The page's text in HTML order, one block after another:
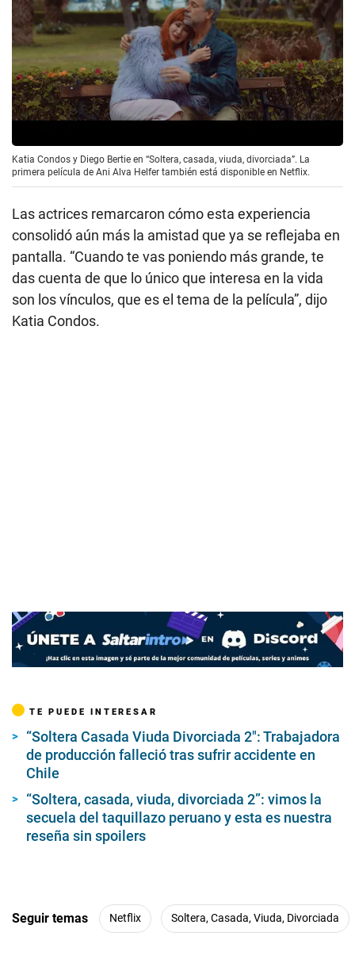
Katia Condos y Diego Bertie en “Soltera, casada, viuda, divorciada”. La
primera película de Ani Alva Helfer también está disponible en Netflix.
Las actrices remarcaron cómo esta experiencia
consolidó aún más la amistad que ya se reflejaba en
pantalla. “Cuando te vas poniendo más grande, te
das cuenta de que lo único que interesa en la vida
son los vínculos, que es el tema de la película”, dijo
Katia Condos.
TE PUEDE INTERESAR
“Soltera Casada Viuda Divorciada 2″: Trabajadora
de producción falleció tras sufrir accidente en
Chile
“Soltera, casada, viuda, divorciada 2”: vimos la
secuela del taquillazo peruano y esta es nuestra
reseña sin spoilers
Seguir temas Netflix Soltera, Casada, Viuda, Divorciada